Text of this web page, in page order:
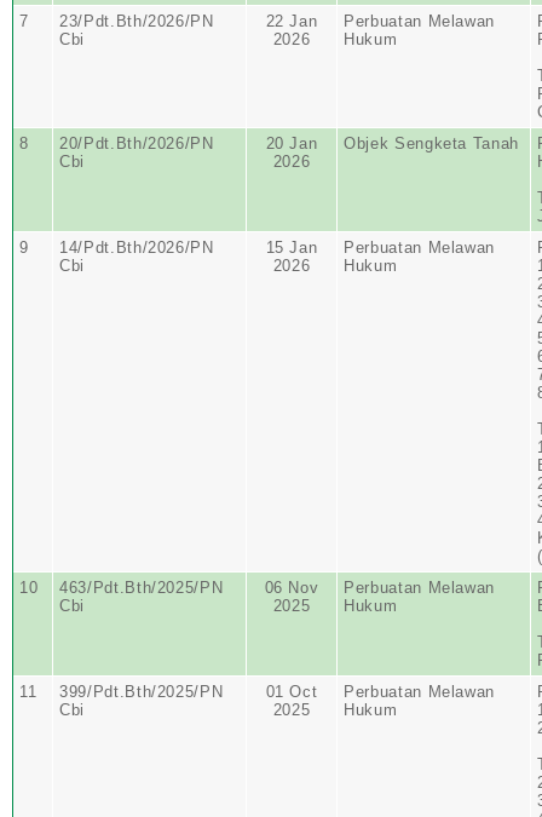
7
23/Pdt.Bth/2026/PN
Cbi
22 Jan
2026
Perbuatan Melawan
Hukum
8
20/Pdt.Bth/2026/PN
Cbi
20 Jan
2026
Objek Sengketa Tanah
9
14/Pdt.Bth/2026/PN
Cbi
15 Jan
2026
Perbuatan Melawan
Hukum
10
463/Pdt.Bth/2025/PN
Cbi
06 Nov
2025
Perbuatan Melawan
Hukum
11
399/Pdt.Bth/2025/PN
Cbi
01 Oct
2025
Perbuatan Melawan
Hukum